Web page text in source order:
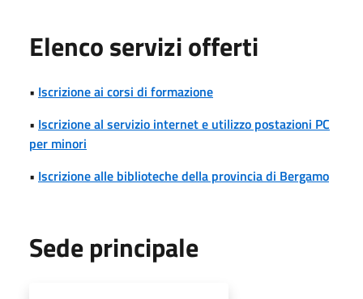
Elenco servizi offerti
• Iscrizione ai corsi di formazione
• Iscrizione al servizio internet e utilizzo postazioni PC
per minori
• Iscrizione alle biblioteche della provincia di Bergamo
Sede principale